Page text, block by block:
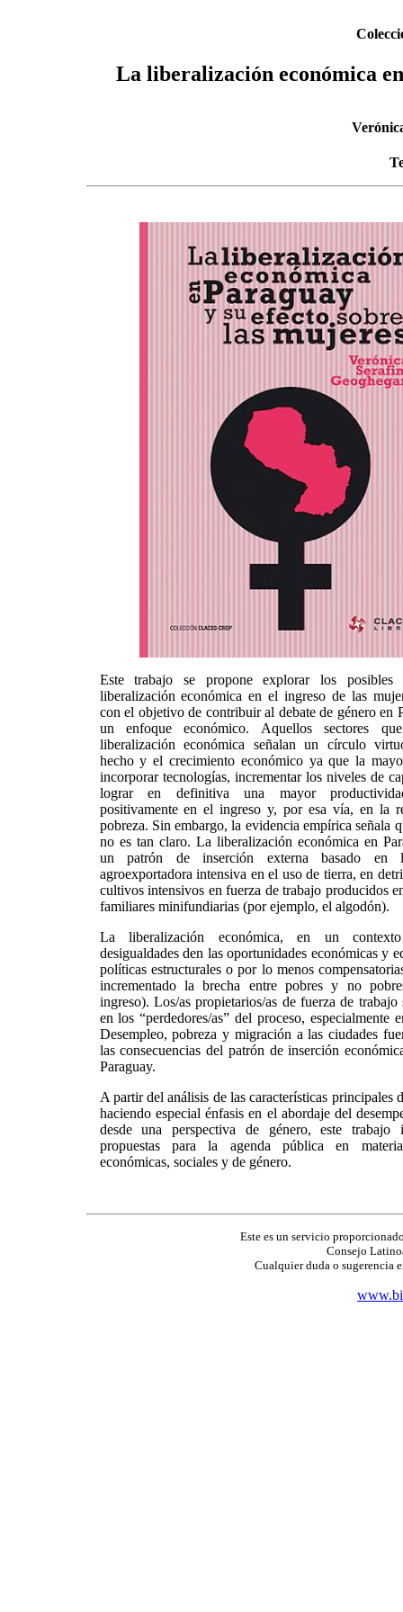
La liberalización económica
Este trabajo se propone explorar los posibles
liberalización económica en el ingreso de las
con el objetivo de contribuir al debate de género en
un enfoque económico. Aquellos sectores
liberalización económica señalan un círculo
hecho y el crecimiento económico ya que la
incorporar tecnologías, incrementar los niveles de
lograr en definitiva una mayor
positivamente en el ingreso y, por esa vía, en la
pobreza. Sin embargo, la evidencia empírica señala
no es tan claro. La liberalización económica en
un patrón de inserción externa basado en
agroexportadora intensiva en el uso de tierra, en
cultivos intensivos en fuerza de trabajo producidos
familiares minifundiarias (por ejemplo, el algodón).
La liberalización económica, en un
desigualdades den las oportunidades económicas y
políticas estructurales o por lo menos
incrementado la brecha entre pobres y no
ingreso). Los/as propietarios/as de fuerza de
en los “perdedores/as” del proceso, especialmente
Desempleo, pobreza y migración a las ciudades
las consecuencias del patrón de inserción
Paraguay.
A partir del análisis de las características principales
haciendo especial énfasis en el abordaje del
desde una perspectiva de género, este trabajo
propuestas para la agenda pública en
económicas, sociales y de género.
Este es un servicio
Consejo
Cualquier duda o sugerencia